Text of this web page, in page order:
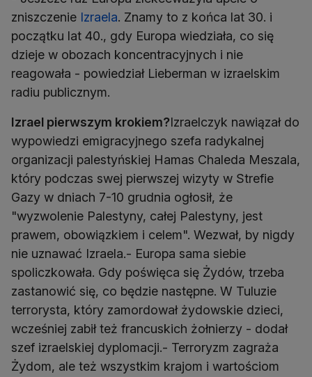
zniszczenie Izraela. Znamy to z końca lat 30. i
początku lat 40., gdy Europa wiedziała, co się
dzieje w obozach koncentracyjnych i nie
reagowała - powiedział Lieberman w izraelskim
radiu publicznym.
Izrael pierwszym krokiem?Izraelczyk nawiązał do
wypowiedzi emigracyjnego szefa radykalnej
organizacji palestyńskiej Hamas Chaleda Meszala,
który podczas swej pierwszej wizyty w Strefie
Gazy w dniach 7-10 grudnia ogłosił, że
"wyzwolenie Palestyny, całej Palestyny, jest
prawem, obowiązkiem i celem". Wezwał, by nigdy
nie uznawać Izraela.- Europa sama siebie
spoliczkowała. Gdy poświęca się Żydów, trzeba
zastanowić się, co będzie następne. W Tuluzie
terrorysta, który zamordował żydowskie dzieci,
wcześniej zabił też francuskich żołnierzy - dodał
szef izraelskiej dyplomacji.- Terroryzm zagraża
Żydom, ale też wszystkim krajom i wartościom